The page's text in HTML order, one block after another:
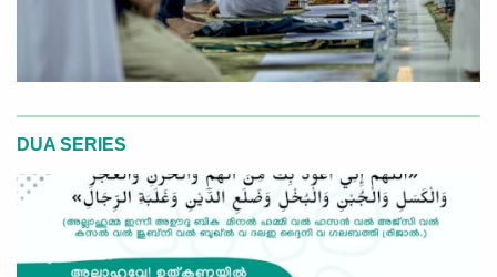
DUA SERIES